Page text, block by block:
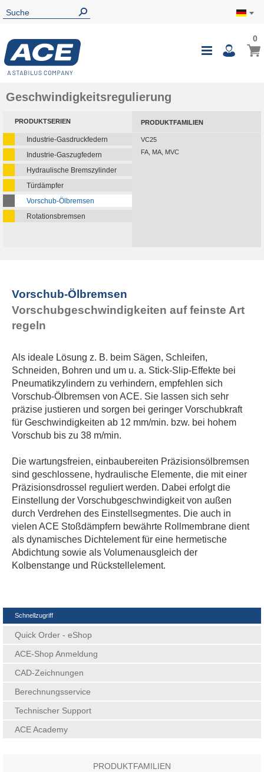
0
Geschwindigkeitsregulierung
PRODUKTSERIEN
Industrie-Gasdruckfedern
Industrie-Gaszugfedern
Hydraulische Bremszylinder
Türdämpfer
Vorschub-Ölbremsen
Rotationsbremsen
PRODUKTFAMILIEN
VC25
FA, MA, MVC
Vorschub-Ölbremsen
Vorschubgeschwindigkeiten auf feinste Art
regeln
Als ideale Lösung z. B. beim Sägen, Schleifen,
Schneiden, Bohren und um u. a. Stick-Slip-Effekte bei
Pneumatikzylindern zu verhindern, empfehlen sich
Vorschub-Ölbremsen von ACE. Sie lassen sich sehr
präzise justieren und sorgen bei geringer Vorschubkraft
für Geschwindigkeiten ab 12 mm/min. bzw. bei hohem
Vorschub bis zu 38 m/min.
Die wartungsfreien, einbaubereiten Präzisionsölbremsen
sind geschlossene, hydraulische Elemente, die mit einer
Präzisionsdrossel reguliert werden. Dabei erfolgt die
Einstellung der Vorschubgeschwindigkeit von außen
durch Verdrehen des Einstellsegmentes. Die auch in
vielen ACE Stoßdämpfern bewährte Rollmembrane dient
als dynamisches Dichtelement für eine hermetische
Abdichtung sowie als Volumenausgleich der
Kolbenstange und Rückstellelement.
Schnellzugriff
Quick Order - eShop
ACE-Shop Anmeldung
CAD-Zeichnungen
Berechnungsservice
Technischer Support
ACE Academy
PRODUKTFAMILIEN